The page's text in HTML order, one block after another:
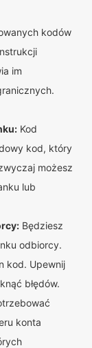
kodów
im
Kod
kod, który
możesz
lub
Będziesz
odbiorcy.
kod. Upewnij
błędów.
konta